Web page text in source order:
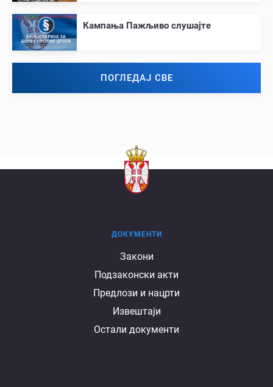
Кампања Пажљиво слушајте
ПОГЛЕДАЈ СВЕ
ДОКУМЕНТИ
Закони
Подзаконски акти
Предлози и нацрти
Извештаји
Остали документи